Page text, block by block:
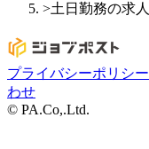
>土日勤務の求人
プライバシーポリシー
わせ
© PA.Co,.Ltd.